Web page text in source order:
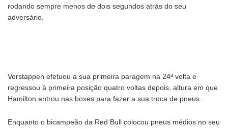
rodando sempre menos de dois segundos atrás do seu
adversário.
Verstappen efetuou a sua primeira paragem na 24ª volta e
regressou à primeira posição quatro voltas depois, altura em que
Hamilton entrou nas boxes para fazer a sua troca de pneus.
Enquanto o bicampeão da Red Bull colocou pneus médios no seu